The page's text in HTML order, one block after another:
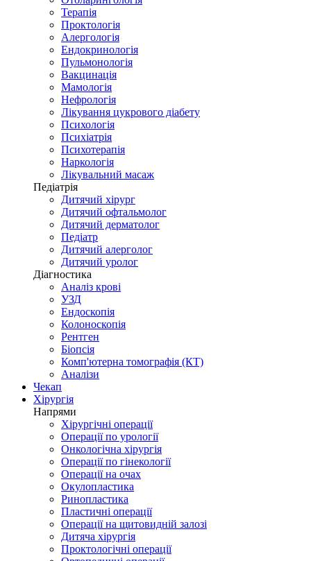
Терапія
Проктологія
Алергологія
Ендокринологія
Пульмонологія
Вакцинація
Мамологія
Нефрологія
Лікування цукрового діабету
Психологія
Психіатрія
Психотерапія
Наркологія
Лікувальний масаж
Педіатрія
Дитячий хірург
Дитячий офтальмолог
Дитячий дерматолог
Педіатр
Дитячий алерголог
Дитячий уролог
Діагностика
Аналіз крові
УЗД
Ендоскопія
Колоноскопія
Рентген
Біопсія
Комп'ютерна томографія (КТ)
Аналізи
Чекап
Хірургія
Напрями
Хірургічні операції
Операції по урології
Онкологічна хірургія
Операції по гінекології
Операції на очах
Окулопластика
Ринопластика
Пластичні операції
Операції на щитовидній залозі
Дитяча хірургія
Проктологічні операції